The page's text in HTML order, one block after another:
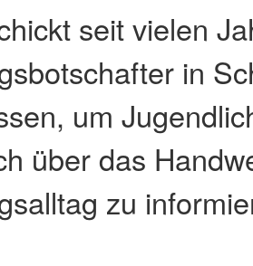
seit vielen
in
um
über das
zu